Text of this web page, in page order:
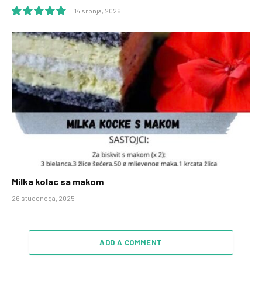
10.0
14 srpnja, 2026
Milka kolac sa makom
26 studenoga, 2025
ADD A COMMENT